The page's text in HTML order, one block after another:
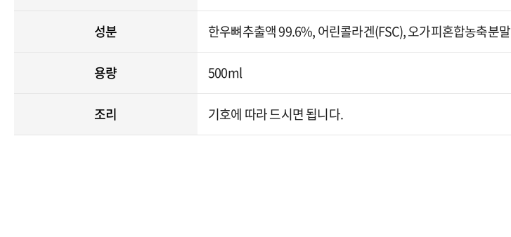
성분 한우뼈추출액 99.6%, 어린콜라겐(FSC), 오가피혼합농축분말
용량 500ml
조리 기호에 따라 드시면 됩니다.